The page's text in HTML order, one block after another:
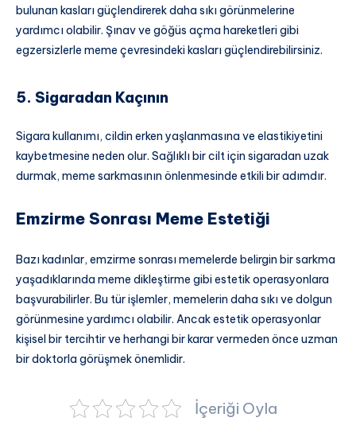
bulunan kasları güçlendirerek daha sıkı görünmelerine
yardımcı olabilir. Şınav ve göğüs açma hareketleri gibi
egzersizlerle meme çevresindeki kasları güçlendirebilirsiniz.
5. Sigaradan Kaçının
Sigara kullanımı, cildin erken yaşlanmasına ve elastikiyetini
kaybetmesine neden olur. Sağlıklı bir cilt için sigaradan uzak
durmak, meme sarkmasının önlenmesinde etkili bir adımdır.
Emzirme Sonrası Meme Estetiği
Bazı kadınlar, emzirme sonrası memelerde belirgin bir sarkma
yaşadıklarında meme dikleştirme gibi estetik operasyonlara
başvurabilirler. Bu tür işlemler, memelerin daha sıkı ve dolgun
görünmesine yardımcı olabilir. Ancak estetik operasyonlar
kişisel bir tercihtir ve herhangi bir karar vermeden önce uzman
bir doktorla görüşmek önemlidir.
İçeriği Oyla